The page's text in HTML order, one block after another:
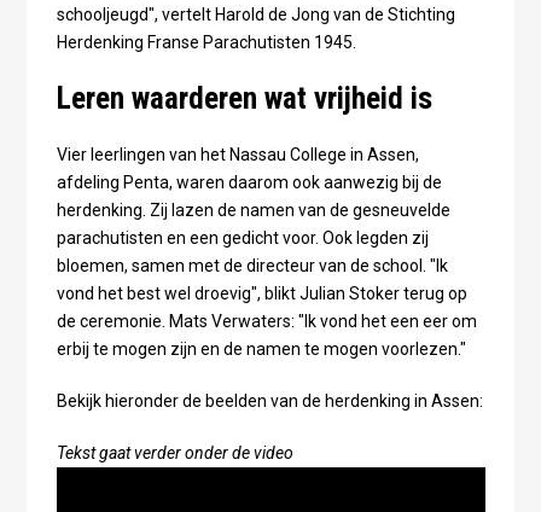
schooljeugd", vertelt Harold de Jong van de Stichting
Herdenking Franse Parachutisten 1945.
Leren waarderen wat vrijheid is
Vier leerlingen van het Nassau College in Assen,
afdeling Penta, waren daarom ook aanwezig bij de
herdenking. Zij lazen de namen van de gesneuvelde
parachutisten en een gedicht voor. Ook legden zij
bloemen, samen met de directeur van de school. "Ik
vond het best wel droevig", blikt Julian Stoker terug op
de ceremonie. Mats Verwaters: "Ik vond het een eer om
erbij te mogen zijn en de namen te mogen voorlezen."
Bekijk hieronder de beelden van de herdenking in Assen:
Tekst gaat verder onder de video